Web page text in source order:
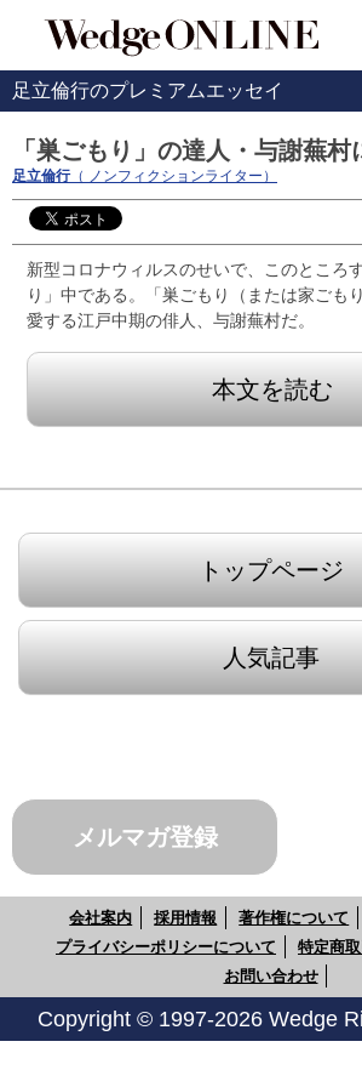
足立倫行のプレミアムエッセイ
「巣ごもり」の達人・与謝蕪村
足立倫行（ ノンフィクションライター）
新型コロナウィルスのせいで、このところ
り」中である。「巣ごもり（または家ごも
愛する江戸中期の俳人、与謝蕪村だ。
本文を読む
トップページ
人気記事
メルマガ登録
会社案内 採用情報 著作権について
プライバシーポリシーについて
特定商
お問い合わせ
Copyright © 1997-2026 Wedge